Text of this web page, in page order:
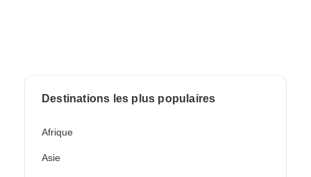
Destinations les plus populaires
Afrique
Asie